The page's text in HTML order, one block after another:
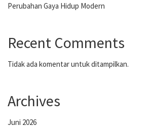
Perubahan Gaya Hidup Modern
Recent Comments
Tidak ada komentar untuk ditampilkan.
Archives
Juni 2026